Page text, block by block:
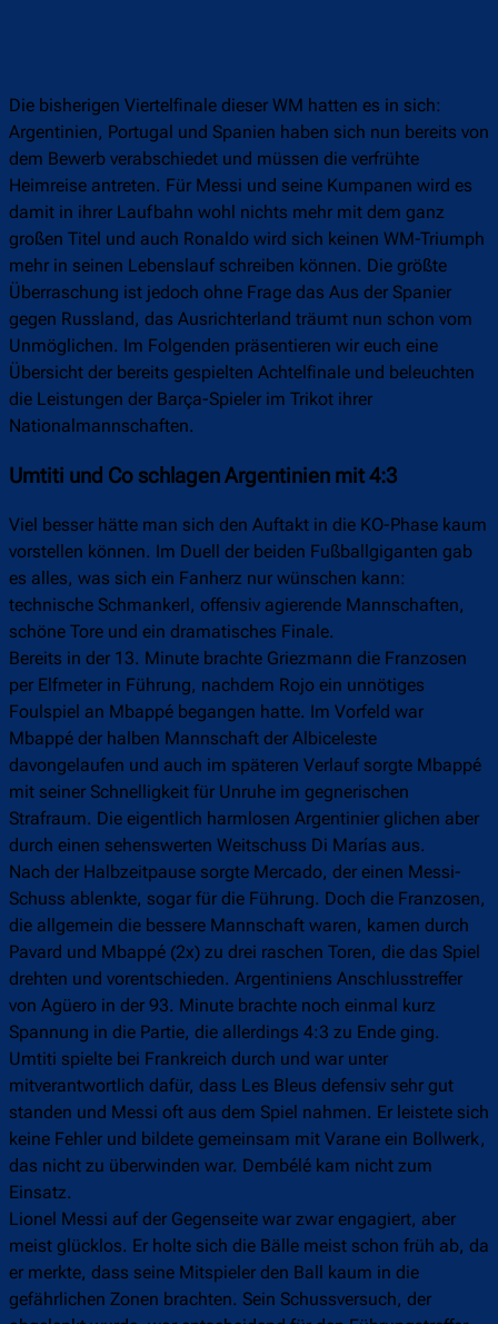
Die bisherigen Viertelfinale dieser WM hatten es in sich:
Argentinien, Portugal und Spanien haben sich nun bereits von
dem Bewerb verabschiedet und müssen die verfrühte
Heimreise antreten. Für Messi und seine Kumpanen wird es
damit in ihrer Laufbahn wohl nichts mehr mit dem ganz
großen Titel und auch Ronaldo wird sich keinen WM-Triumph
mehr in seinen Lebenslauf schreiben können. Die größte
Überraschung ist jedoch ohne Frage das Aus der Spanier
gegen Russland, das Ausrichterland träumt nun schon vom
Unmöglichen. Im Folgenden präsentieren wir euch eine
Übersicht der bereits gespielten Achtelfinale und beleuchten
die Leistungen der Barça-Spieler im Trikot ihrer
Nationalmannschaften.
Umtiti und Co schlagen Argentinien mit 4:3
Viel besser hätte man sich den Auftakt in die KO-Phase kaum
vorstellen können. Im Duell der beiden Fußballgiganten gab
es alles, was sich ein Fanherz nur wünschen kann:
technische Schmankerl, offensiv agierende Mannschaften,
schöne Tore und ein dramatisches Finale.
Bereits in der 13. Minute brachte Griezmann die Franzosen
per Elfmeter in Führung, nachdem Rojo ein unnötiges
Foulspiel an Mbappé begangen hatte. Im Vorfeld war
Mbappé der halben Mannschaft der Albiceleste
davongelaufen und auch im späteren Verlauf sorgte Mbappé
mit seiner Schnelligkeit für Unruhe im gegnerischen
Strafraum. Die eigentlich harmlosen Argentinier glichen aber
durch einen sehenswerten Weitschuss Di Marías aus.
Nach der Halbzeitpause sorgte Mercado, der einen Messi-
Schuss ablenkte, sogar für die Führung. Doch die Franzosen,
die allgemein die bessere Mannschaft waren, kamen durch
Pavard und Mbappé (2x) zu drei raschen Toren, die das Spiel
drehten und vorentschieden. Argentiniens Anschlusstreffer
von Agüero in der 93. Minute brachte noch einmal kurz
Spannung in die Partie, die allerdings 4:3 zu Ende ging.
Umtiti spielte bei Frankreich durch und war unter
mitverantwortlich dafür, dass Les Bleus defensiv sehr gut
standen und Messi oft aus dem Spiel nahmen. Er leistete sich
keine Fehler und bildete gemeinsam mit Varane ein Bollwerk,
das nicht zu überwinden war. Dembélé kam nicht zum
Einsatz.
Lionel Messi auf der Gegenseite war zwar engagiert, aber
meist glücklos. Er holte sich die Bälle meist schon früh ab, da
er merkte, dass seine Mitspieler den Ball kaum in die
gefährlichen Zonen brachten. Sein Schussversuch, der